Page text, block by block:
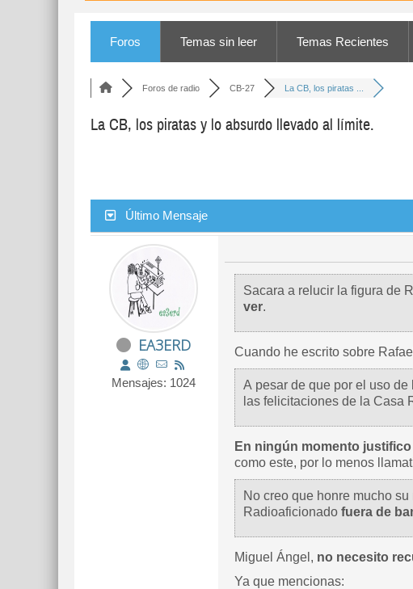
Foros Temas sin leer Temas Recientes
Foros de radio CB-27 La CB, los piratas ...
La CB, los piratas y lo absurdo llevado al límite.
Último Mensaje
EA3ERD
Mensajes: 1024
Sacara a relucir la figura de
ver.
Cuando he escrito sobre
A pesar de que por el uso
las felicitaciones de la Casa
En ningún momento
como este, por lo menos
No creo que honre mucho
Radioaficionado fuera de
Miguel Ángel, no necesito
Ya que mencionas: